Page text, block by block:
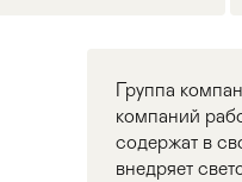
Группа
компаний
содержат в
внедряет